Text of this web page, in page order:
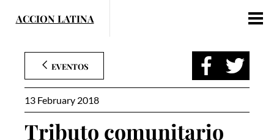
EVENTOS
13 February 2018
Tributo comunitario